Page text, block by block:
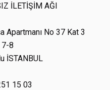
İLETİŞİM AĞI
Apartmanı No 37 Kat 3
7-8
İSTANBUL
15 03